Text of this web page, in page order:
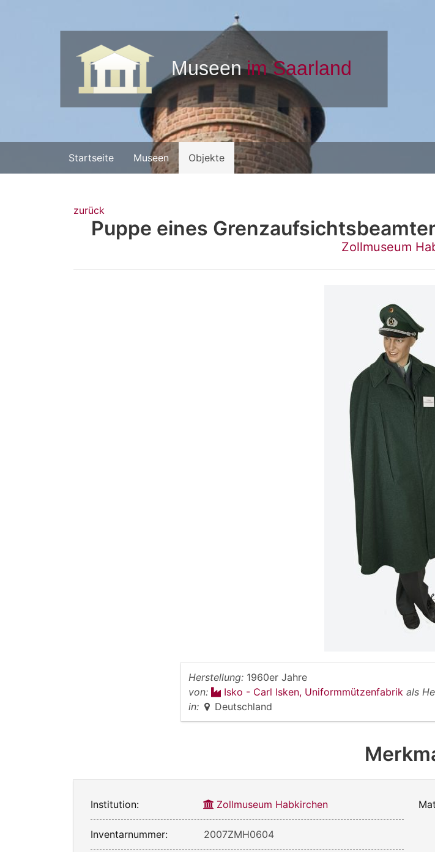
Startseite Museen Objekte
zurück
Puppe eines
Zollmuseum
Herstellung: 1960er Jahre
von:
Isko - Carl Isken, Uniformmützenfabrik als
in:
Deutschland
Institution: Zollmuseum Habkirchen
Inventarnummer: 2007ZMH0604